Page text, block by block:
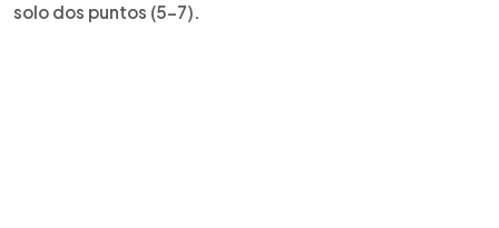
solo dos puntos (5-7).